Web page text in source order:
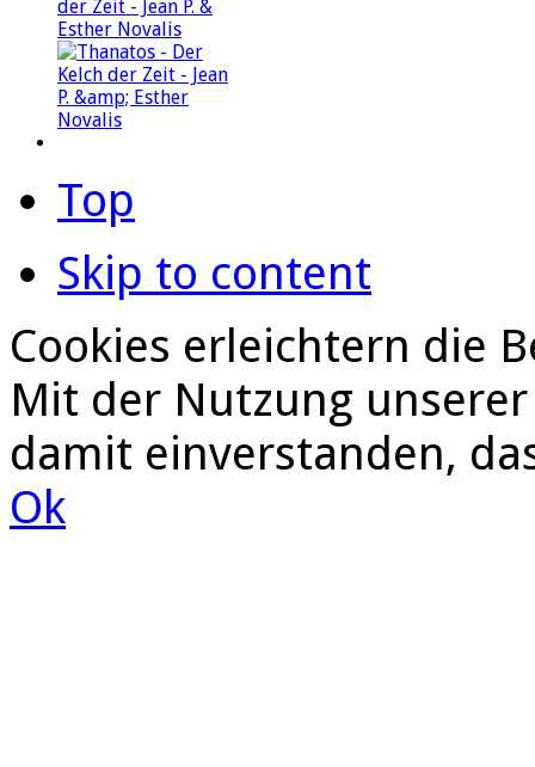
der Zeit - Jean P. &
Esther Novalis
Top
Skip to content
Cookies erleichtern die
Mit der Nutzung
damit einverstanden,
Ok